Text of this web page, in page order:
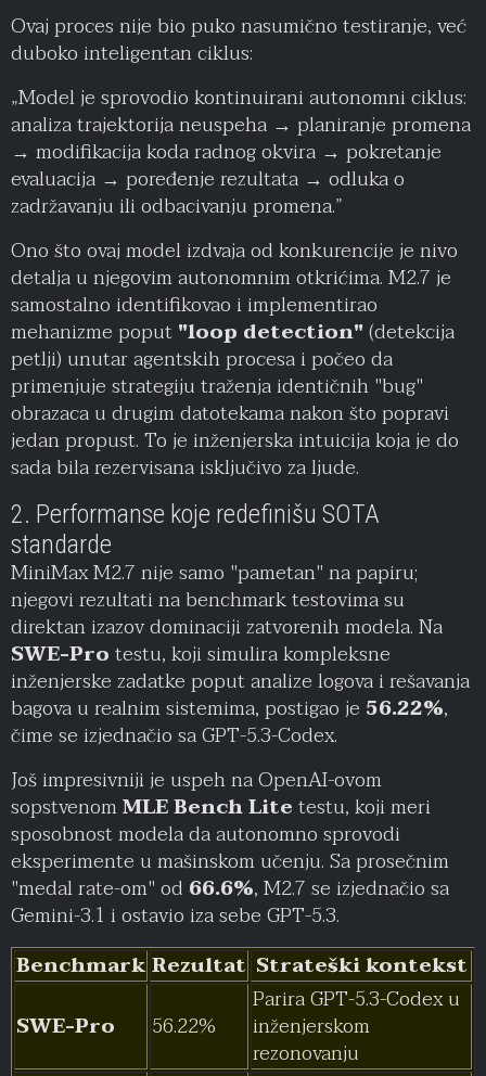
Ovaj proces nije bio puko nasumično testiranje, već
duboko inteligentan ciklus:
„Model je sprovodio kontinuirani autonomni ciklus:
analiza trajektorija neuspeha → planiranje promena
→ modifikacija koda radnog okvira → pokretanje
evaluacija → poređenje rezultata → odluka o
zadržavanju ili odbacivanju promena.”
Ono što ovaj model izdvaja od konkurencije je nivo
detalja u njegovim autonomnim otkrićima. M2.7 je
samostalno identifikovao i implementirao
mehanizme poput"loop detection"(detekcija
petlji) unutar agentskih procesa i počeo da
primenjuje strategiju traženja identičnih "bug"
obrazaca u drugim datotekama nakon što popravi
jedan propust. To je inženjerska intuicija koja je do
sada bila rezervisana isključivo za ljude.
2. Performanse koje redefinišu SOTA
standarde
MiniMax M2.7 nije samo "pametan" na papiru;
njegovi rezultati na benchmark testovima su
direktan izazov dominaciji zatvorenih modela. Na
SWE-Protestu, koji simulira kompleksne
inženjerske zadatke poput analize logova i rešavanja
bagova u realnim sistemima, postigao je 56.22%,
čime se izjednačio sa GPT-5.3-Codex.
Još impresivniji je uspeh na OpenAI-ovom
sopstvenomMLE Bench Litetestu, koji meri
sposobnost modela da autonomno sprovodi
eksperimente u mašinskom učenju. Sa prosečnim
"medal rate-om" od 66.6%, M2.7 se izjednačio sa
Gemini-3.1 i ostavio iza sebe GPT-5.3.
BenchmarkRezultat Strateški kontekst
SWE-Pro
56.22%
Parira GPT-5.3-Codex u
inženjerskom
rezonovanju